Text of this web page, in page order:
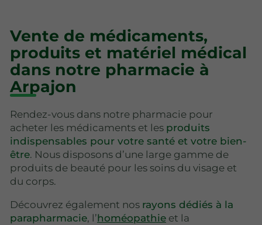
Vente de médicaments,
produits et matériel médical
dans notre pharmacie à
Arpajon
Rendez-vous dans notre pharmacie pour
acheter les médicaments et les produits
indispensables pour votre santé et votre bien-
être. Nous disposons d’une large gamme de
produits de beauté pour les soins du visage et
du corps.
Découvrez également nos rayons dédiés à la
parapharmacie, l’homéopathie et la